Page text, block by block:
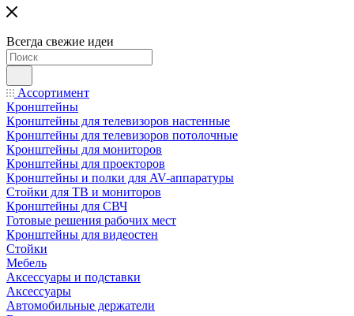
Всегда свежие идеи
Ассортимент
Кронштейны
Кронштейны для телевизоров настенные
Кронштейны для телевизоров потолочные
Кронштейны для мониторов
Кронштейны для проекторов
Кронштейны и полки для AV-аппаратуры
Стойки для ТВ и мониторов
Кронштейны для СВЧ
Готовые решения рабочих мест
Кронштейны для видеостен
Стойки
Мебель
Аксессуары и подставки
Аксессуары
Автомобильные держатели